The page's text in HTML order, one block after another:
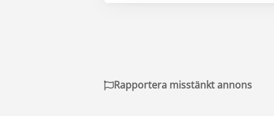
Rapportera misstänkt annons